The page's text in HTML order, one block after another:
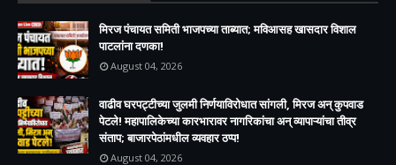
मिरज पंचायत समिती भाजपच्या ताब्यात; मविआसह खासदार विशाल
पाटलांना दणका!
August 04, 2026
वाढीव घरपट्टीच्या जुलमी निर्णयाविरोधात सांगली, मिरज अन् कुपवाड
पेटले! महापालिकेच्या कारभारावर नागरिकांचा अन् व्यापाऱ्यांचा तीव्र
संताप; बाजारपेठांमधील व्यवहार ठप्प!​
August 04, 2026